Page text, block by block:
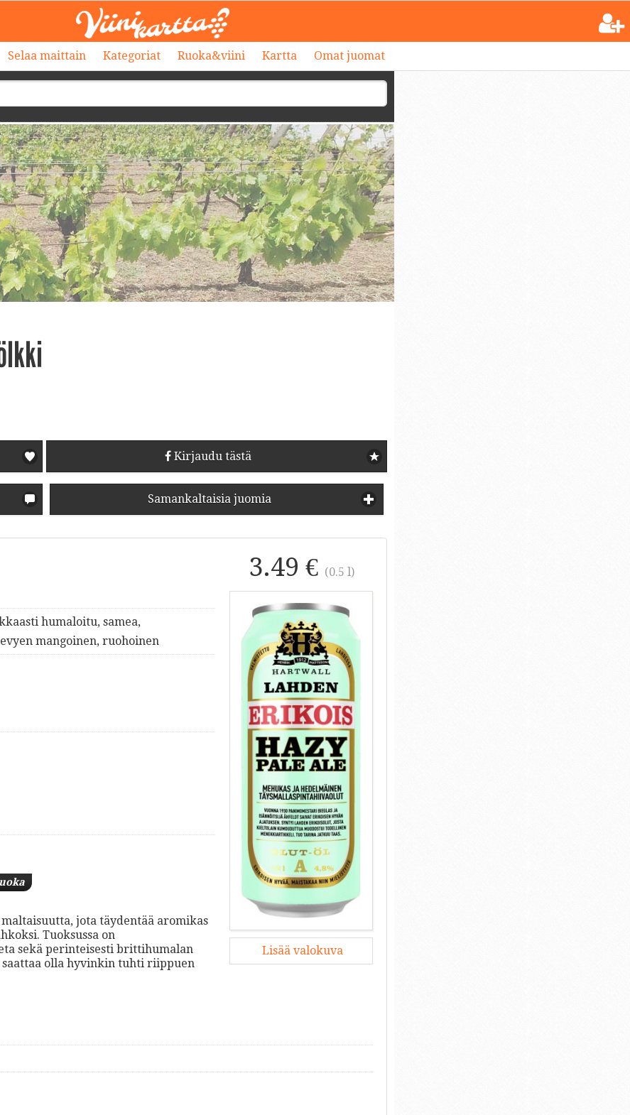
Selaa maittain Kategoriat Ruoka&viini Kartta Omat juomat
Kirjaudu tästä
Samankaltaisia juomia
3.49 € (0.5 l)
Lisää valokuva
humaloitu, samea,
mangoinen, ruohoinen
jota täydentää aromikas
Tuoksussa on
sekä perinteisesti brittihumalan
saattaa olla hyvinkin tuhti riippuen